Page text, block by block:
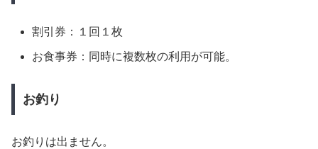
割引券：１回１枚
お食事券：同時に複数枚の利用が可能。
お釣り
お釣りは出ません。